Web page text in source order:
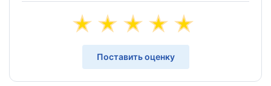
Поставить оценку